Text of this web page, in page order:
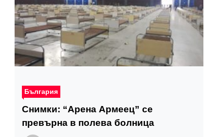
България
Снимки: “Арена Армеец” се
превърна в полева болница